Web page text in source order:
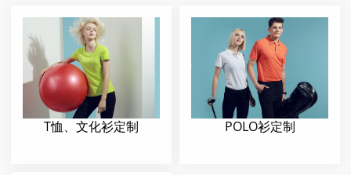
T恤、文化衫定制 POLO衫定制